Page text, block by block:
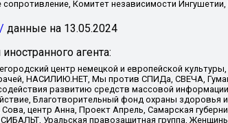
Комитет независимости
данные на 13.05.2024
агента:
центр немецкой и европейской
НАСИЛИЮ.НЕТ, Мы против СПИДа, СВЕЧА,
развитию средств массовой
Благотворительный фонд охраны
Сова, центр Анна, Проект Апрель, Самарская
Уральская правозащитная группа,